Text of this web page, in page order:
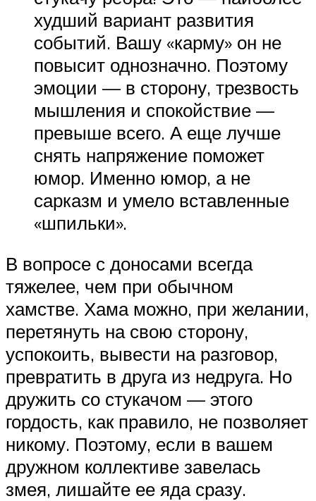
худший вариант развития
событий. Вашу «карму» он не
повысит однозначно. Поэтому
эмоции — в сторону, трезвость
мышления и спокойствие —
превыше всего. А еще лучше
снять напряжение поможет
юмор. Именно юмор, а не
сарказм и умело вставленные
«шпильки».
В вопросе с доносами всегда
тяжелее, чем при обычном
хамстве. Хама можно, при желании,
перетянуть на свою сторону,
успокоить, вывести на разговор,
превратить в друга из недруга. Но
дружить со стукачом — этого
гордость, как правило, не позволяет
никому. Поэтому, если в вашем
дружном коллективе завелась
змея, лишайте ее яда сразу.